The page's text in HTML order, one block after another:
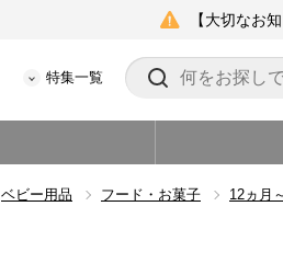
【大切なお
特集一覧
ベビー用品 フード・お菓子 12ヵ月